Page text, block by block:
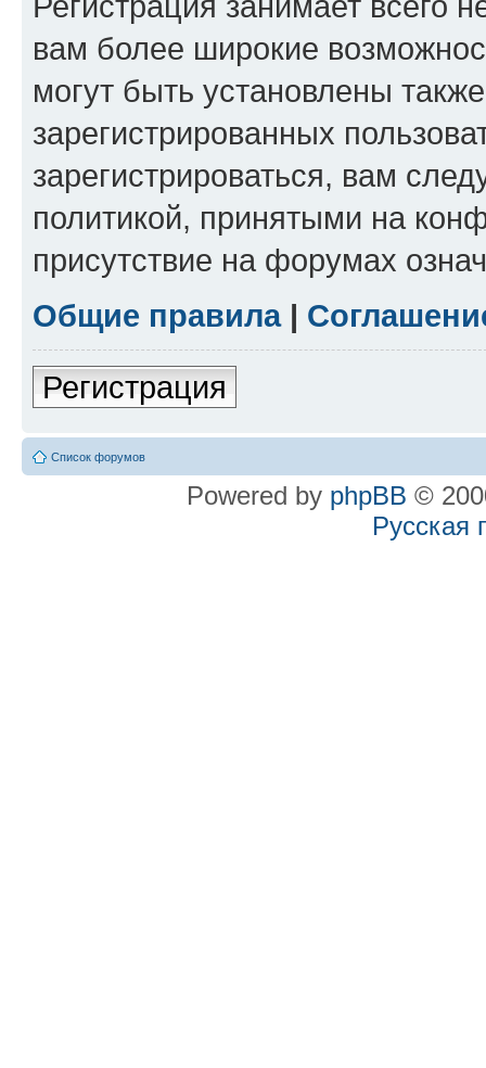
вам более широкие
могут быть установлены
зарегистрированных
зарегистрироваться, вам
политикой, принятыми на
присутствие на форумах
Общие правила|
Регистрация
Список форумов
Powered by phpBB ©
Русская